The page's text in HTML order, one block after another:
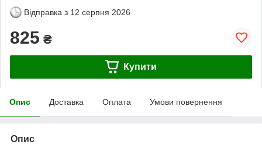
Відправка з 12 серпня 2026
825 ₴
Купити
Опис Доставка Оплата Умови повернення
Опис